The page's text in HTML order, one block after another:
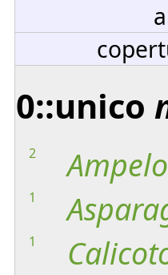
0::unico
2
1
1